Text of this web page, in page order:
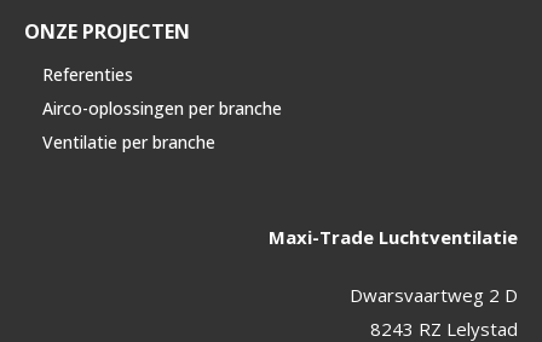
ONZE PROJECTEN
Referenties
Airco-oplossingen per branche
Ventilatie per branche
Maxi-Trade Luchtventilatie
Dwarsvaartweg 2 D
8243 RZ Lelystad